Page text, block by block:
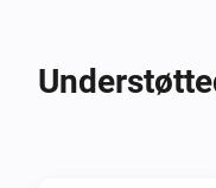
badetærskel, og lad